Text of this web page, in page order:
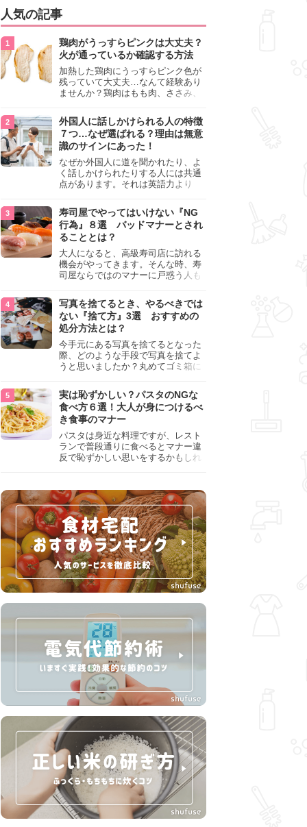
人気の記事
鶏肉がうっすらピンクは大丈夫？
火が通っているか確認する方法
加熱した鶏肉にうっすらピンク色が
残っていて大丈夫…なんて経験あり
ませんか？鶏肉はもも肉、ささみ、
わいが異なり、いろいろと楽しめる
料理ですが、鶏肉は加熱した後でも
うっすらピンク色の部分が大丈夫な
のと気になるときがあります。この
記事では生焼けか火が通っているの
かを確認する方法や、鶏肉を調理す
るときの注意点を紹介しますので、
参考にしてみてくださいね。
外国人に話しかけられる人の特徴
７つ…なぜ選ばれる？理由は無意
識のサインにあった！
なぜか外国人に道を聞かれたり、よ
く話しかけられたりする人には共通
点があります。それは英語力より
けても大丈夫」というサインが関係
しています。よく選ばれる人の特徴
や、英語が苦手でも焦らない対処
法、自分を守るための注意点を詳し
く解説します。
寿司屋でやってはいけない『NG
行為』８選 バッドマナーとされ
ることとは？
大人になると、高級寿司店に訪れる
機会がやってきます。そんな時、寿
司屋ならではのマナーに戸惑う人も
らためて寿司屋でやってはいけない
『NG行為』をチェックしましょう。
写真を捨てるとき、やるべきでは
ない『捨て方』3選 おすすめの
処分方法とは？
今手元にある写真を捨てるとなった
際、どのような手段で写真を捨てよ
うと思いましたか？丸めてゴミ箱に
真は個人情報が詰まっているので、
ただ丸めただけの状態で捨ててしま
うのは危険です。写真にすべきでは
ない捨て方をまとめているので、ぜ
ひチェックしておきましょう。
実は恥ずかしい？パスタのNGな
食べ方６選！大人が身につけるべ
き食事のマナー
パスタは身近な料理ですが、レスト
ランで普段通りに食べるとマナー違
反で恥ずかしい思いをするかもしれ
して、正しい食べ方を確認しましょ
う。大人の嗜みとして知っておきた
い新常識を解説します。